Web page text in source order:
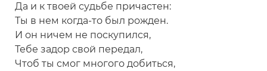
Да и к твоей судьбе причастен:
Ты в нем когда-то был рожден.
И он ничем не поскупился,
Тебе задор свой передал,
Чтоб ты смог многого добиться,